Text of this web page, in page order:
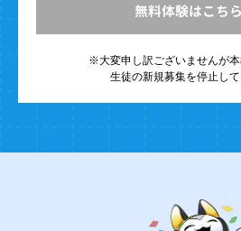
無料体験はこち
※大変申し訳ございませんが本
生徒の新規募集を停止して